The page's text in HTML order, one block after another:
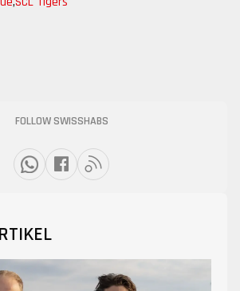
FOLLOW SWISSHABS